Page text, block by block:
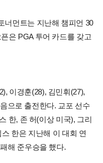
너먼트는 지난해 챔피언 30
은 PGA 투어 카드를 갖고
이경훈(28), 김민휘(27),
으로 출전한다. 교포 선수
한, 존 허(이상 미국), 그리
한은 지난해 이 대회 연
해 준우승을 했다.